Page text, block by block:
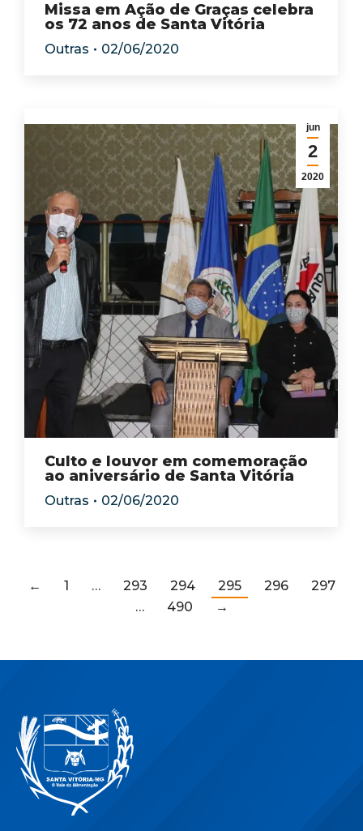
Missa em Ação de Graças celebra
os 72 anos de Santa Vitória
Outras 02/06/2020
jun
2
2020
Culto e louvor em comemoração
ao aniversário de Santa Vitória
Outras 02/06/2020
← 1 … 293 294 295 296
297
…
490 →